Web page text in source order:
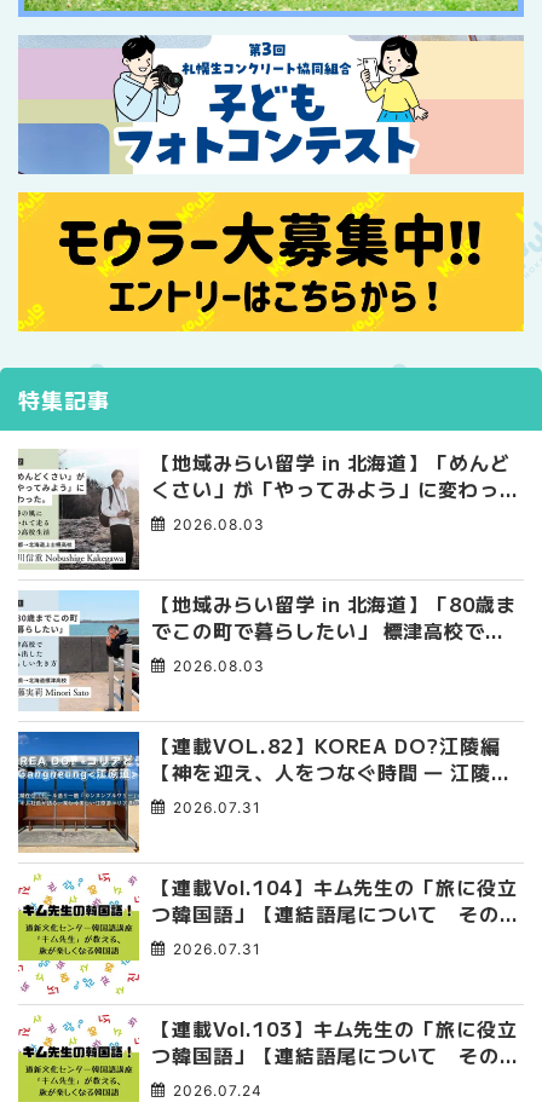
特集記事
【地域みらい留学 in 北海道】「めんど
くさい」が「やってみよう」に変わっ
た。 十勝の風に吹かれて走る、僕の泥
2026.08.03
【地域みらい留学 in 北海道】「80歳ま
でこの町で暮らしたい」 標津高校で踏
み出した、私らしい生き方
2026.08.03
【連載VOL.82】KOREA DO?江陵編
【神を迎え、人をつなぐ時間 ― 江陵端
午祭 】
2026.07.31
【連載Vol.104】キム先生の「旅に役立
つ韓国語」【連結語尾について その
4】2026.07.31
【連載Vol.103】キム先生の「旅に役立
つ韓国語」【連結語尾について その
3】2026.07.24